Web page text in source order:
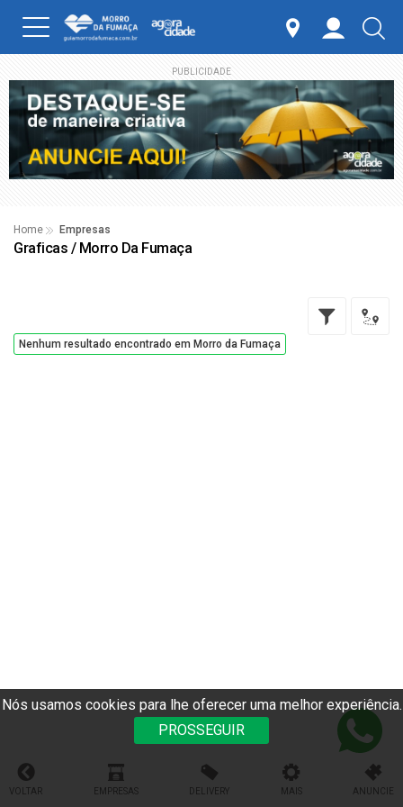
Nós usamos cookies para lhe oferecer uma melhor experiência.
PROSSEGUIR
PUBLICIDADE
Home Empresas
Graficas / Morro Da Fumaça
Nenhum resultado encontrado em Morro da Fumaça
VOLTAR EMPRESAS DELIVERY MAIS ANUNCIE